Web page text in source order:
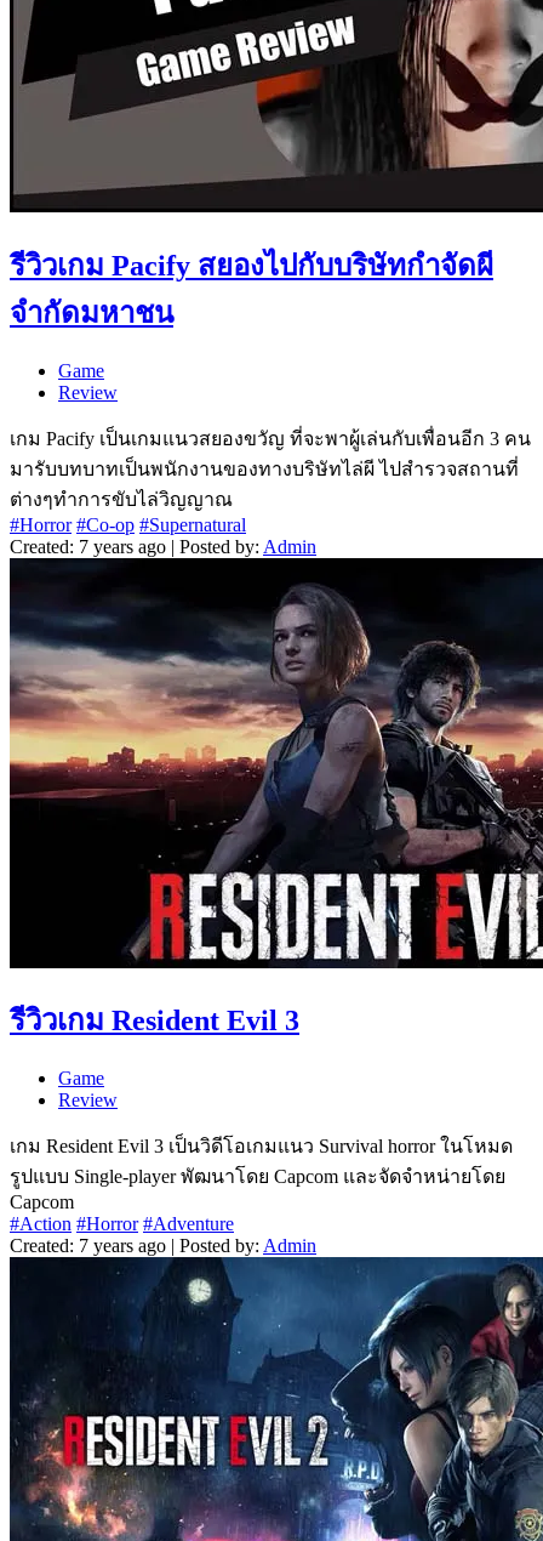
รีวิวเกม Pacify สยองไปกับบริษัทกำจัดผี
จำกัดมหาชน
Game
Review
เกม Pacify เป็นเกมแนวสยองขวัญ ที่จะพาผู้เล่นกับเพื่อนอีก 3 คน
มารับบทบาทเป็นพนักงานของทางบริษัทไล่ผี ไปสำรวจสถานที่
ต่างๆทำการขับไล่วิญญาณ
#Horror #Co-op #Supernatural
Created: 7 years ago | Posted by: Admin
รีวิวเกม Resident Evil 3
Game
Review
เกม Resident Evil 3 เป็นวิดีโอเกมแนว Survival horror ในโหมด
รูปแบบ Single-player พัฒนาโดย Capcom และจัดจำหน่ายโดย
Capcom
#Action #Horror #Adventure
Created: 7 years ago | Posted by: Admin